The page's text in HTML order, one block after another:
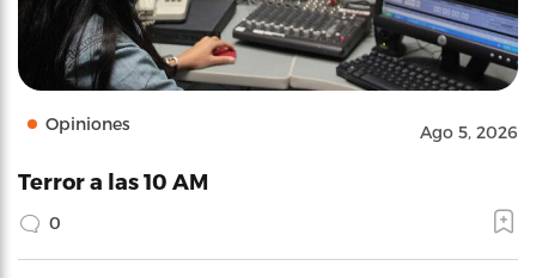
Opiniones Ago 5, 2026
Terror a las 10 AM
0